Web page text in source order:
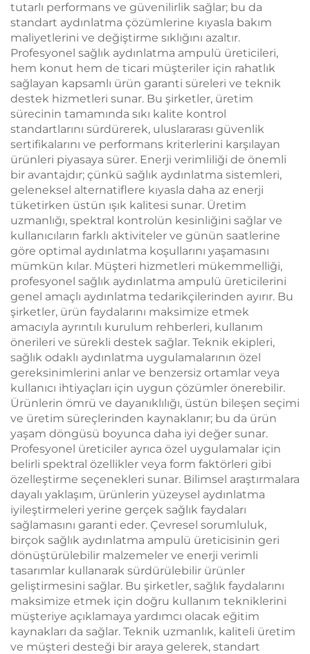
tutarlı performans ve güvenilirlik sağlar; bu da
standart aydınlatma çözümlerine kıyasla bakım
maliyetlerini ve değiştirme sıklığını azaltır.
Profesyonel sağlık aydınlatma ampulü üreticileri,
hem konut hem de ticari müşteriler için rahatlık
sağlayan kapsamlı ürün garanti süreleri ve teknik
destek hizmetleri sunar. Bu şirketler, üretim
sürecinin tamamında sıkı kalite kontrol
standartlarını sürdürerek, uluslararası güvenlik
sertifikalarını ve performans kriterlerini karşılayan
ürünleri piyasaya sürer. Enerji verimliliği de önemli
bir avantajdır; çünkü sağlık aydınlatma sistemleri,
geleneksel alternatiflere kıyasla daha az enerji
tüketirken üstün ışık kalitesi sunar. Üretim
uzmanlığı, spektral kontrolün kesinliğini sağlar ve
kullanıcıların farklı aktiviteler ve günün saatlerine
göre optimal aydınlatma koşullarını yaşamasını
mümkün kılar. Müşteri hizmetleri mükemmelliği,
profesyonel sağlık aydınlatma ampulü üreticilerini
genel amaçlı aydınlatma tedarikçilerinden ayırır. Bu
şirketler, ürün faydalarını maksimize etmek
amacıyla ayrıntılı kurulum rehberleri, kullanım
önerileri ve sürekli destek sağlar. Teknik ekipleri,
sağlık odaklı aydınlatma uygulamalarının özel
gereksinimlerini anlar ve benzersiz ortamlar veya
kullanıcı ihtiyaçları için uygun çözümler önerebilir.
Ürünlerin ömrü ve dayanıklılığı, üstün bileşen seçimi
ve üretim süreçlerinden kaynaklanır; bu da ürün
yaşam döngüsü boyunca daha iyi değer sunar.
Profesyonel üreticiler ayrıca özel uygulamalar için
belirli spektral özellikler veya form faktörleri gibi
özelleştirme seçenekleri sunar. Bilimsel araştırmalara
dayalı yaklaşım, ürünlerin yüzeysel aydınlatma
iyileştirmeleri yerine gerçek sağlık faydaları
sağlamasını garanti eder. Çevresel sorumluluk,
birçok sağlık aydınlatma ampulü üreticisinin geri
dönüştürülebilir malzemeler ve enerji verimli
tasarımlar kullanarak sürdürülebilir ürünler
geliştirmesini sağlar. Bu şirketler, sağlık faydalarını
maksimize etmek için doğru kullanım tekniklerini
müşteriye açıklamaya yardımcı olacak eğitim
kaynakları da sağlar. Teknik uzmanlık, kaliteli üretim
ve müşteri desteği bir araya gelerek, standart